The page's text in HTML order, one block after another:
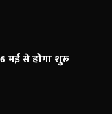
मई से होगा शुरू